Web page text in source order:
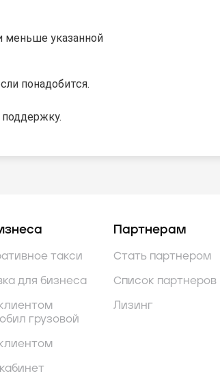
меньше указанной
понадобится.
такси
для бизнеса
грузовой
Партнерам
Стать партнером
Список партнеров
Лизинг